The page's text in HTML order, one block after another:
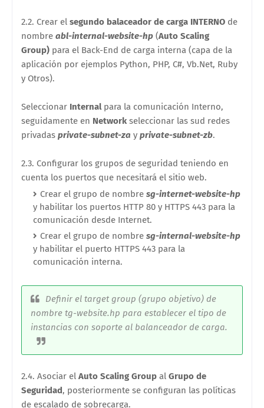
2.2. Crear el segundo balaceador de carga INTERNO de
nombre abl-internal-website-hp (Auto Scaling
Group) para el Back-End de carga interna (capa de la
aplicación por ejemplos Python, PHP, C#, Vb.Net, Ruby
y Otros).
Seleccionar Internal para la comunicación Interno,
seguidamente en Network seleccionar las sud redes
privadas private-subnet-za y private-subnet-zb.
2.3. Configurar los grupos de seguridad teniendo en
cuenta los puertos que necesitará el sitio web.
Crear el grupo de nombre sg-internet-website-hp
y habilitar los puertos HTTP 80 y HTTPS 443 para la
comunicación desde Internet.
Crear el grupo de nombre sg-internal-website-hp
y habilitar el puerto HTTPS 443 para la
comunicación interna.
Definir el target group (grupo objetivo) de
nombre tg-website.hp para establecer el tipo de
instancias con soporte al balanceador de carga.
2.4. Asociar el Auto Scaling Group al Grupo de
Seguridad, posteriormente se configuran las políticas
de escalado de sobrecarga.